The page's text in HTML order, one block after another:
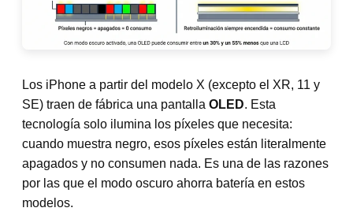
Los iPhone a partir del modelo X (excepto el XR, 11 y
SE) traen de fábrica una pantalla OLED. Esta
tecnología solo ilumina los píxeles que necesita:
cuando muestra negro, esos píxeles están literalmente
apagados y no consumen nada. Es una de las razones
por las que el modo oscuro ahorra batería en estos
modelos.